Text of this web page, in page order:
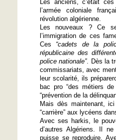
Les anciens, c’était
l’armée coloniale
révolution algérienne.
Les nouveaux ? Ce
l’immigration de ces
Ces “cadets de la
républicaine des
police nationale”. Dès la
commissariats, avec
leur scolarité, ils
bac pro “des métiers
“prévention de la
Mais dès maintenant,
“carrière” aux lycéens
Avec ses harkis, le
d’autres Algériens. Il
puisse se reproduire.